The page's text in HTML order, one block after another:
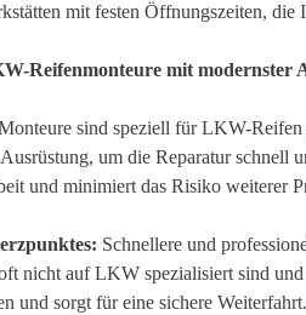
mit festen Öffnungszeiten,
Reifenmonteure mit modernster
sind speziell für LKW-
um die Reparatur schnell
und minimiert das Risiko weiterer
Schnellere und
nicht auf LKW spezialisiert sind
und sorgt für eine sichere Weiterfahrt.